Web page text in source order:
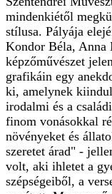
mindenkiétől
stílusa. Pályája
Kondor Béla, Anna
képzőművészet
grafikáin egy
ki, amelynek
irodalmi és a
finom vonásokkal
növényeket és
szeretet árad" -
volt, aki ihletet a
szépségeiből, a